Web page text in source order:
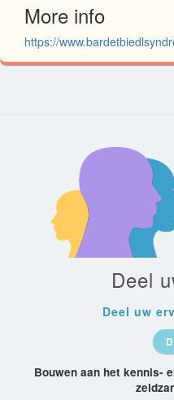
More info
https://
Deel
Deel uw
Bouwen aan het kennis-